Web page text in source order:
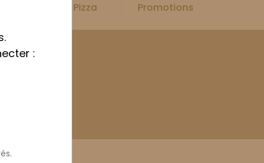
Spécial Pizza Promotions
: